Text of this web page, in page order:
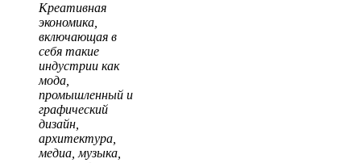
Креативная
экономика,
включающая в
себя такие
индустрии как
мода,
промышленный и
графический
дизайн,
архитектура,
медиа, музыка,